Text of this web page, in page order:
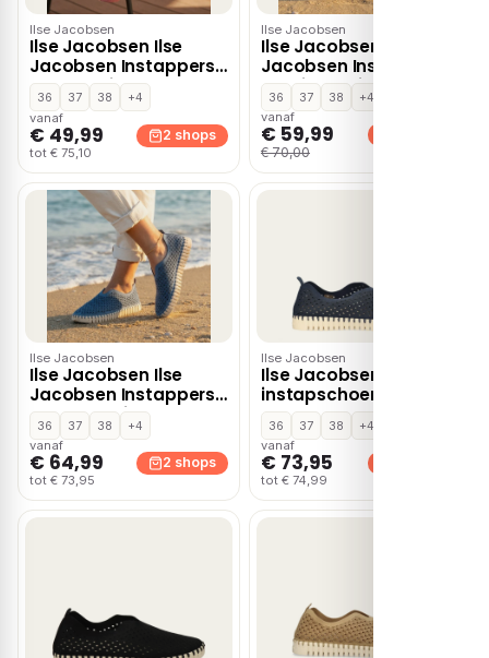
Ilse Jacobsen
Ilse Jacobsen Ilse
Jacobsen Instappers
roze Textiel – Rood
36 37 38
+4
vanaf
€ 49,99
tot € 75,10
2 shops
Ilse Jacobsen
Ilse Jacobsen Ilse
Jacobsen Instappers
oranje Textiel
36 37 38
+4
vanaf
€ 59,99
€ 70,00
Ilse Jacobsen
Ilse Jacobsen Ilse
Jacobsen Instappers
blauw Textiel
36 37 38
+4
vanaf
€ 64,99
tot € 73,95
2 shops
Ilse Jacobsen
Ilse Jacobsen Tulip
instapschoenen –
Blauw
36 37 38
+4
vanaf
€ 73,95
tot € 74,99